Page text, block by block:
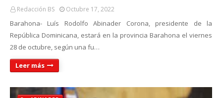
Redacción BS Octubre 17, 2022
Barahona- Luís Rodolfo Abinader Corona, presidente de la
República Dominicana, estará en la provincia Barahona el viernes
28 de octubre, según una fu…
Leer más